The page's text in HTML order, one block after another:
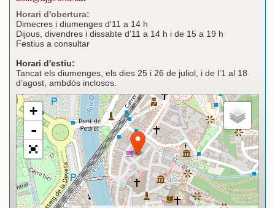
Horari d'obertura:
Dimecres i diumenges d'11 a 14 h
Dijous, divendres i dissabte d’11 a 14 h i de 15 a 19 h
Festius a consultar
Horari d'estiu:
Tancat els diumenges, els dies 25 i 26 de juliol, i de l’1 al 18
d’agost, ambdós inclosos.